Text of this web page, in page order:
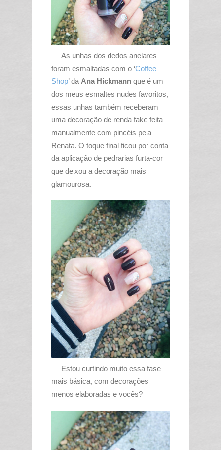
As unhas dos dedos anelares
foram esmaltadas com o ‘Coffee
Shop’ da Ana Hickmann que é um
dos meus esmaltes nudes favoritos,
essas unhas também receberam
uma decoração de renda fake feita
manualmente com pincéis pela
Renata. O toque final ficou por conta
da aplicação de pedrarias furta-cor
que deixou a decoração mais
glamourosa.
Estou curtindo muito essa fase
mais básica, com decorações
menos elaboradas e vocês?